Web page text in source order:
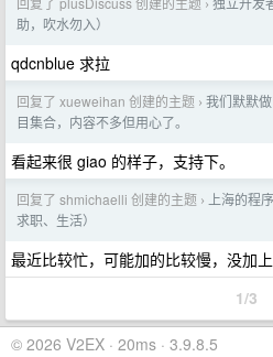
›
助，吹水勿入）
qdcnblue 求拉
回复了 xueweihan 创建的主题 › 我们默默
目集合，内容不多但用心了。
看起来很 giao 的样子，支持下。
回复了 shmichaelli 创建的主题 ›
上海的程
求职、生活）
最近比较忙，可能加的比较慢，没加
1/3
© 2026 V2EX · 20ms · 3.9.8.5